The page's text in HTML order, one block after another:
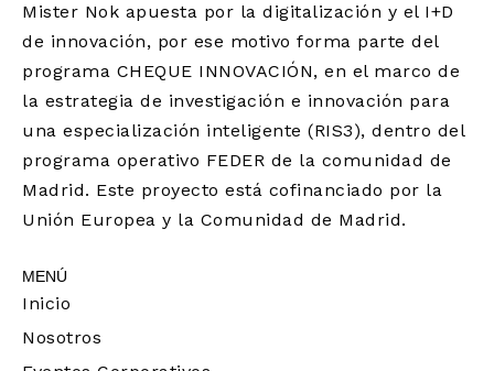
Mister Nok apuesta por la digitalización y el I+D
de innovación, por ese motivo forma parte del
programa CHEQUE INNOVACIÓN, en el marco de
la estrategia de investigación e innovación para
una especialización inteligente (RIS3), dentro del
programa operativo FEDER de la comunidad de
Madrid. Este proyecto está cofinanciado por la
Unión Europea y la Comunidad de Madrid.
MENÚ
Inicio
Nosotros